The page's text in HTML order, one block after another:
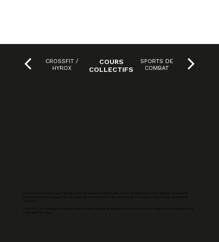
CROSSFIT /
HYROX
COURS
COLLECTIFS
SPORTS DE
COMBAT
Consultez le planning des cours collectifs du CFC. 38 créneaux chaque semaine, 13 cours différents, et des coachs diplômés et passionnés
formés pour vous accompagner. Réservez votre séance d'essai et venez découvrir nos cours à Cornebarrieu, à deux minutes de Blagnac et
ATTENTION : Afin d'éviter les réservations sur des créneaux complets, les demandes de séances d'essai Cours Collectifs se font uniquement via